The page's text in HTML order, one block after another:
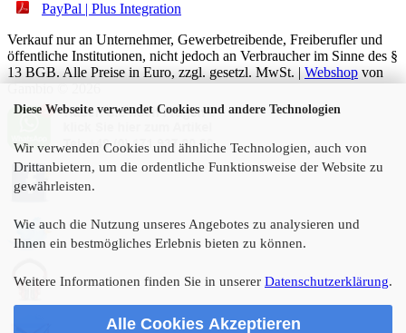
Diese Webseite verwendet Cookies und andere Technologien
Wir verwenden Cookies und ähnliche Technologien, auch von
Drittanbietern, um die ordentliche Funktionsweise der Website zu
gewährleisten.
Wie auch die Nutzung unseres Angebotes zu analysieren und
Ihnen ein bestmögliches Erlebnis bieten zu können.
Weitere Informationen finden Sie in unserer Datenschutzerklärung.
Alle Cookies Akzeptieren
PayPal | Plus Integration
Verkauf nur an Unternehmer, Gewerbetreibende, Freiberufler und
öffentliche Institutionen, nicht jedoch an Verbraucher im Sinne des §
13 BGB. Alle Preise in Euro, zzgl. gesetzl. MwSt. | Webshop von
Gambio © 2026